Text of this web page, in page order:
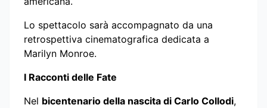
Lo spettacolo sarà accompagnato da una
retrospettiva cinematografica dedicata a
Marilyn Monroe.
I Racconti delle Fate
Nel bicentenario della nascita di Carlo Collodi,